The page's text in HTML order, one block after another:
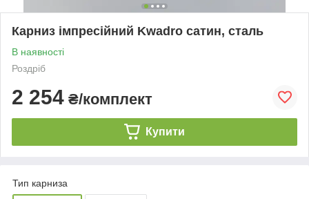
Карниз імпресійний Kwadro сатин, сталь
В наявності
Роздріб
2 254 ₴/комплект
Купити
Тип карниза